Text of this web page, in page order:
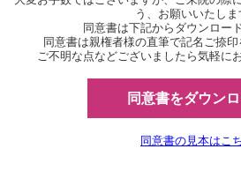
う、お願いいたしま
同意書は下記からダウンロー
同意書は親権者様の直筆で記名ご捺印
ご不明な点などございましたら気軽に
同意書をダウン
同意書の見本はこ